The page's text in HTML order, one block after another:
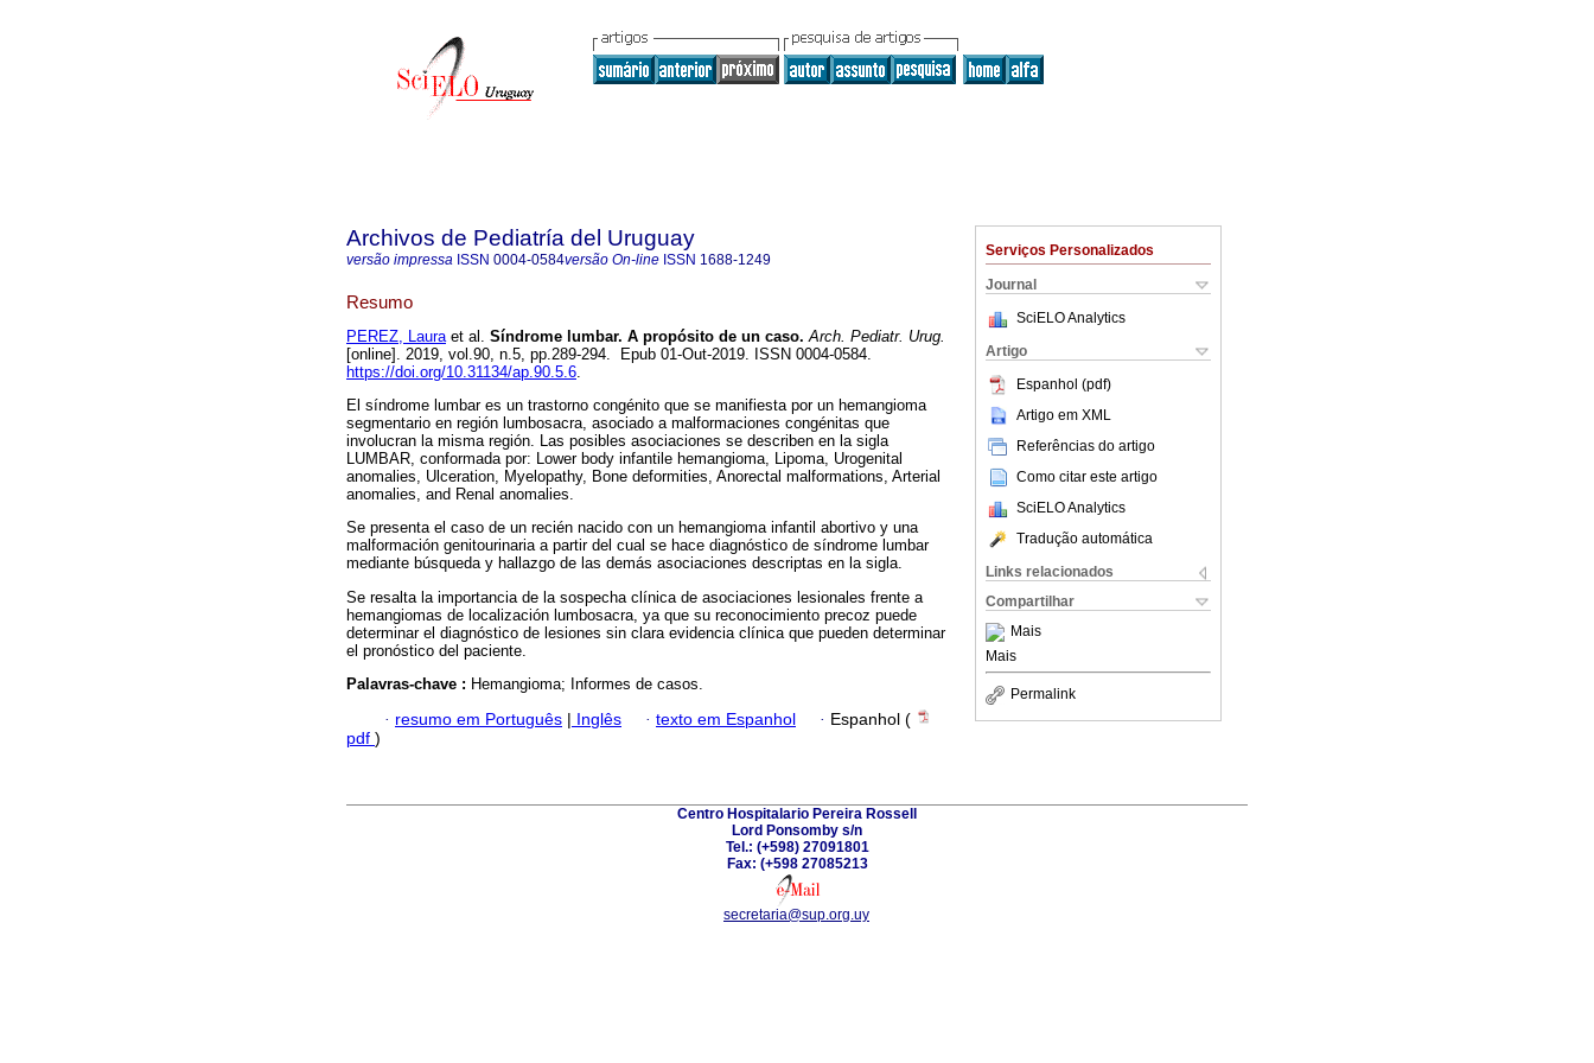
Serviços Personalizados
Journal
SciELO Analytics
Artigo
Espanhol (pdf)
Artigo em XML
Referências do artigo
Como citar este artigo
SciELO Analytics
Tradução automática
Links relacionados
Compartilhar
Mais
Mais
Permalink
Archivos de Pediatría del Uruguay
versão impressa ISSN 0004-0584versão On-line ISSN 1688-1249
Resumo
PEREZ, Lauraet al. Síndrome lumbar. A propósito de un caso. Arch. Pediatr. Urug.
[online]. 2019, vol.90, n.5, pp.289-294. Epub 01-Out-2019. ISSN 0004-0584.
https://doi.org/10.31134/ap.90.5.6.
El síndrome lumbar es un trastorno congénito que se manifiesta por un hemangioma
segmentario en región lumbosacra, asociado a malformaciones congénitas que
involucran la misma región. Las posibles asociaciones se describen en la sigla
LUMBAR, conformada por: Lower body infantile hemangioma, Lipoma, Urogenital
anomalies, Ulceration, Myelopathy, Bone deformities, Anorectal malformations, Arterial
anomalies, and Renal anomalies.
Se presenta el caso de un recién nacido con un hemangioma infantil abortivo y una
malformación genitourinaria a partir del cual se hace diagnóstico de síndrome lumbar
mediante búsqueda y hallazgo de las demás asociaciones descriptas en la sigla.
Se resalta la importancia de la sospecha clínica de asociaciones lesionales frente a
hemangiomas de localización lumbosacra, ya que su reconocimiento precoz puede
determinar el diagnóstico de lesiones sin clara evidencia clínica que pueden determinar
el pronóstico del paciente.
Palavras-chave : Hemangioma; Informes de casos.
· resumo em Português Inglês · texto em Espanhol · Espanhol (
pdf )
Centro Hospitalario Pereira Rossell
Lord Ponsomby s/n
Tel.: (+598) 27091801
Fax: (+598 27085213
secretaria@sup.org.uy